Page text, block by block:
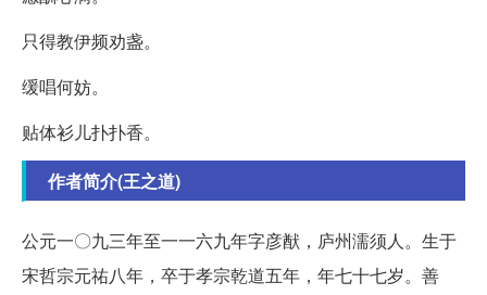
只得教伊频劝盏。
缓唱何妨。
贴体衫儿扑扑香。
作者简介(王之道)
公元一〇九三年至一一六九年字彦猷，庐州濡须人。生于
宋哲宗元祐八年，卒于孝宗乾道五年，年七十七岁。善